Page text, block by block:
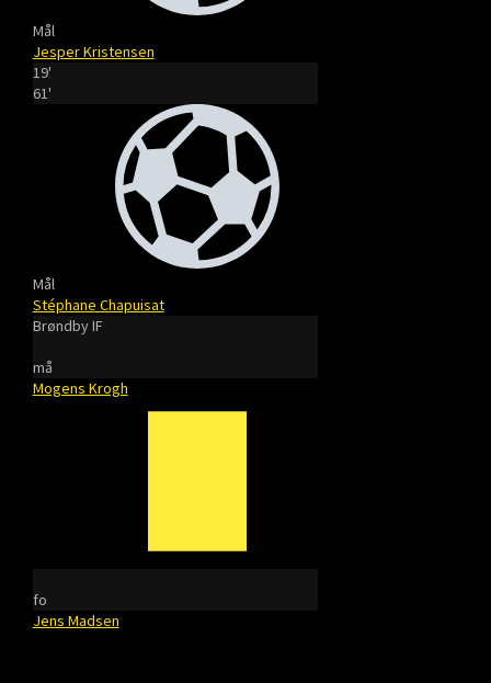
Mål
Jesper Kristensen
19'
61'
Mål
Stéphane Chapuisat
Brøndby IF
må
Mogens Krogh
fo
Jens Madsen